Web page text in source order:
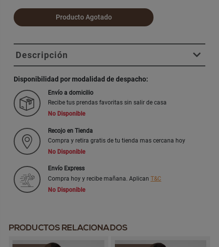
Producto Agotado
Descripción
Disponibilidad por modalidad de despacho:
Envío a domicilio
Recibe tus prendas favoritas sin salir de casa
No Disponible
Recojo en Tienda
Compra y retira gratis de tu tienda mas cercana hoy
No Disponible
Envío Express
Compra hoy y recibe mañana. Aplican T&C
No Disponible
PRODUCTOS RELACIONADOS